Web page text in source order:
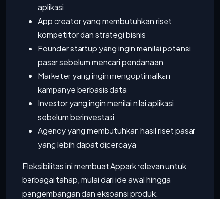
aplikasi
App creator yang membutuhkan riset
kompetitor dan strategi bisnis
Founder startup yang ingin menilai potensi
pasar sebelum mencari pendanaan
Marketer yang ingin mengoptimalkan
kampanye berbasis data
Investor yang ingin menilai nilai aplikasi
sebelum berinvestasi
Agency yang membutuhkan hasil riset pasar
yang lebih dapat dipercaya
Fleksibilitas ini membuat Appark relevan untuk
berbagai tahap, mulai dari ide awal hingga
pengembangan dan ekspansi produk.